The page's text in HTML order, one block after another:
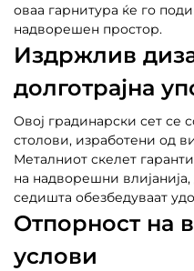
оваа гарнитура ќе го
надворешен простор.
Издржлив
долготрајна
Овој градинарски сет се
столови, изработени од
Металниот скелет
на надворешни
седишта обезбедуваат
Отпорност на
услови